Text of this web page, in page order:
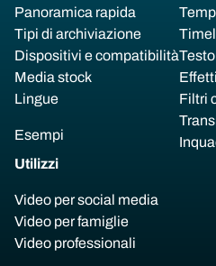
Panoramica rapida
Tipi di archiviazione
Dispositivi e compatibilità
Media stock
Lingue
Esempi
Filtri
Utilizzi
Video per social media
Video per famiglie
Video professionali